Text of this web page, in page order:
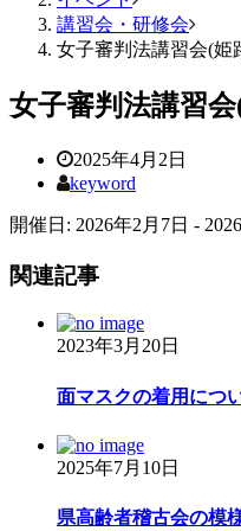
講習会・研修会
女子審判法講習会(姫
女子審判法講習
2025年4月2日
keyword
開催日: 2026年2月7日 -
関連記事
2023年3月20日
面マスクの着用につ
2025年7月10日
県高齢者稽古会の模